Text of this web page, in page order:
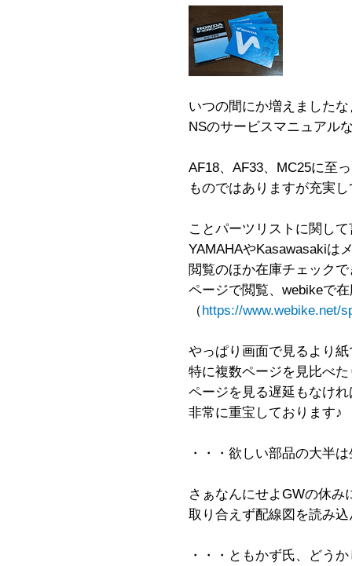
いつの間にか増えました
NSのサービスマニュアル
AF18、AF33、MC25に至
ものではありますが充実
ことパーツリストに関し
YAMAHAやKasawasakiは
閲覧のほか在庫チェック
ページで閲覧、webikeで
（https://www.webike.net/
やっぱり画面で見るより
特に複数ページを見比べ
ページを見る遅延もなけ
非常に重宝しております♪
・・・欲しい部品の大半
さぁなんにせよGWの休
取り合えず配線図を読み
・・・ともかず氏、どう